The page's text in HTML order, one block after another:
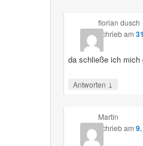
florian dusch
schriebam
da schließe ich mich
Antworten ↓
Martin
schriebam